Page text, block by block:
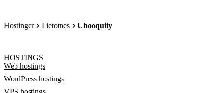
Hostinger Lietotnes Ubooquity
HOSTINGS
Web hostings
WordPress hostings
VPS hostings